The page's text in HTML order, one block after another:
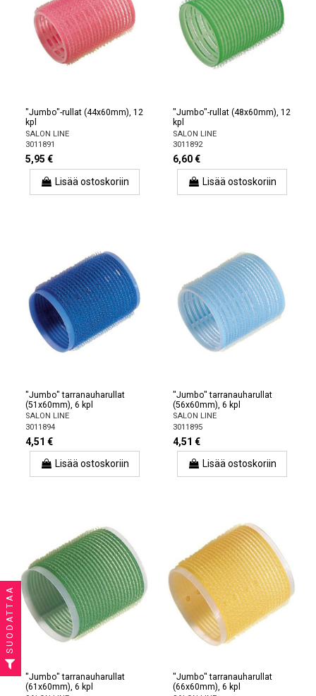
"Jumbo"-rullat (44x60mm), 12
kpl
SALON LINE
3011891
5,95 €
Lisää ostoskoriin
"Jumbo"-rullat (48x60mm), 12
kpl
SALON LINE
3011892
6,60 €
Lisää ostoskoriin
"Jumbo" tarranauharullat
(51x60mm), 6 kpl
SALON LINE
3011894
4,51 €
Lisää ostoskoriin
"Jumbo" tarranauharullat
(56x60mm), 6 kpl
SALON LINE
3011895
4,51 €
Lisää ostoskoriin
"Jumbo" tarranauharullat
(61x60mm), 6 kpl
"Jumbo" tarranauharullat
(66x60mm), 6 kpl
SUODATTAA